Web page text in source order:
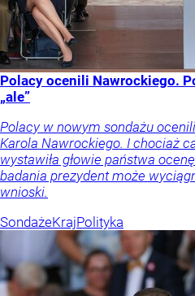
Polacy ocenili Nawrockiego.
„ale”
Polacy w nowym sondażu
Karola Nawrockiego. I chociaż
wystawiła głowie państwa
badania prezydent może
wnioski.
SondażeKrajPolityka